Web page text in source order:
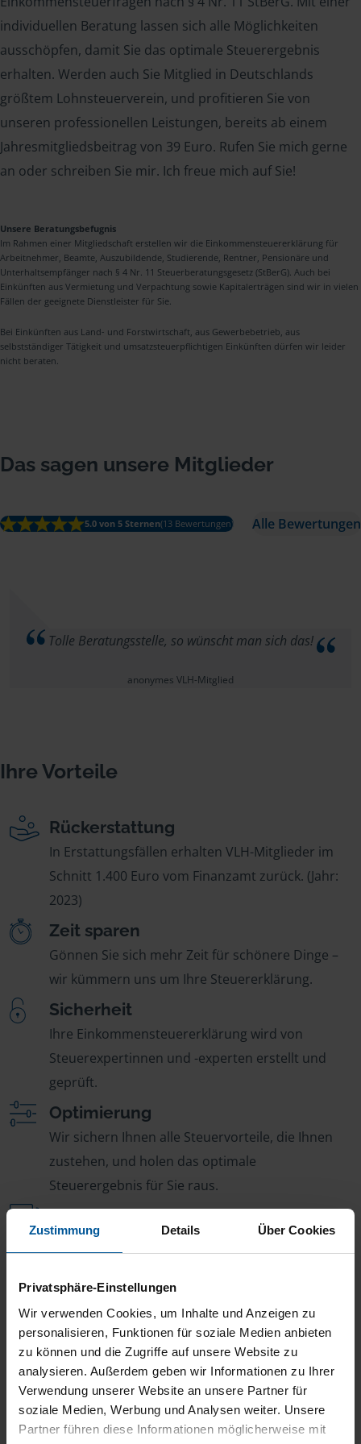
Zustimmung Details Über Cookies
Privatsphäre-Einstellungen
Wir verwenden Cookies, um Inhalte und Anzeigen zu
personalisieren, Funktionen für soziale Medien anbieten
zu können und die Zugriffe auf unsere Website zu
analysieren. Außerdem geben wir Informationen zu Ihrer
Verwendung unserer Website an unsere Partner für
soziale Medien, Werbung und Analysen weiter. Unsere
Partner führen diese Informationen möglicherweise mit
individuellen Beratung lassen sich alle Möglichkeiten
ausschöpfen, damit Sie das optimale Steuerergebnis
erhalten. Werden auch Sie Mitglied in Deutschlands
größtem Lohnsteuerverein, und profitieren Sie von
unseren professionellen Leistungen, bereits ab einem
Jahresmitgliedsbeitrag von 39 Euro. Rufen Sie mich gerne
an oder schreiben Sie mir. Ich freue mich auf Sie!
Unsere Beratungsbefugnis
Im Rahmen einer Mitgliedschaft erstellen wir die Einkommensteuererklärung für
Arbeitnehmer, Beamte, Auszubildende, Studierende, Rentner, Pensionäre und
Unterhaltsempfänger nach § 4 Nr. 11 Steuerberatungsgesetz (StBerG). Auch bei
Einkünften aus Vermietung und Verpachtung sowie Kapitalerträgen sind wir in vielen
Fällen der geeignete Dienstleister für Sie.
Bei Einkünften aus Land- und Forstwirtschaft, aus Gewerbebetrieb, aus
selbstständiger Tätigkeit und umsatzsteuerpflichtigen Einkünften dürfen wir leider
nicht beraten.
Das sagen unsere Mitglieder
5.0 von 5 Sternen(13 Bewertungen) Alle Bewertungen
Tolle Beratungsstelle, so wünscht man sich das!
anonymes VLH-Mitglied
Ihre Vorteile
Rückerstattung
In Erstattungsfällen erhalten VLH-Mitglieder im
Schnitt 1.400 Euro vom Finanzamt zurück. (Jahr:
2023)
Zeit sparen
Gönnen Sie sich mehr Zeit für schönere Dinge –
wir kümmern uns um Ihre Steuererklärung.
Sicherheit
Ihre Einkommensteuererklärung wird von
Steuerexpertinnen und -experten erstellt und
geprüft.
Optimierung
Wir sichern Ihnen alle Steuervorteile, die Ihnen
zustehen, und holen das optimale
Steuerergebnis für Sie raus.
Persönliche Beratung
Bei Fragen zur Steuer ist Ihre VLH-Beratungsstelle
Fairer Beitrag
Sie zahlen für alle unsere Leistungen nur einen
jährlichen Mitgliedsbeitrag, der sich nach Ihren
Jahreseinnahmen richtet.